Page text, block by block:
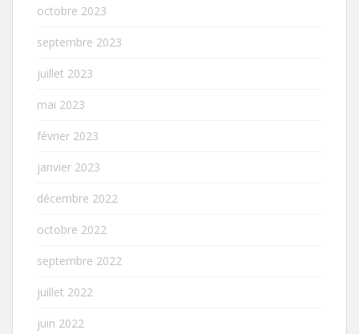
octobre 2023
septembre 2023
juillet 2023
mai 2023
février 2023
janvier 2023
décembre 2022
octobre 2022
septembre 2022
juillet 2022
juin 2022